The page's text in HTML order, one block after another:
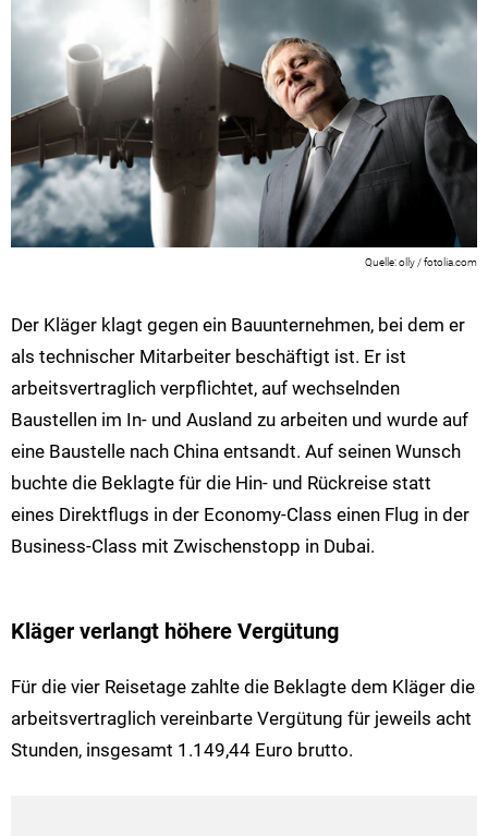
olly / fotolia.com
Der Kläger klagt gegen ein Bauunternehmen, bei dem er
als technischer Mitarbeiter beschäftigt ist. Er ist
arbeitsvertraglich verpflichtet, auf wechselnden
Baustellen im In- und Ausland zu arbeiten und wurde auf
eine Baustelle nach China entsandt. Auf seinen Wunsch
buchte die Beklagte für die Hin- und Rückreise statt
eines Direktflugs in der Economy-Class einen Flug in der
Business-Class mit Zwischenstopp in Dubai.
Kläger verlangt höhere Vergütung
Für die vier Reisetage zahlte die Beklagte dem Kläger die
arbeitsvertraglich vereinbarte Vergütung für jeweils acht
Stunden, insgesamt 1.149,44 Euro brutto.